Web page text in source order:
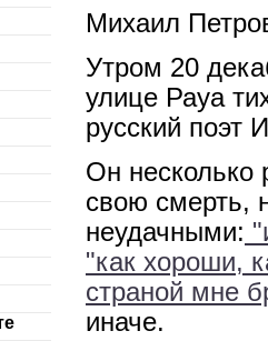
Михаил
Утром 20
улице Рауа
русский поэт
Он несколько
свою смерть,
неудачными:
"как хороши,
страной мне
иначе.